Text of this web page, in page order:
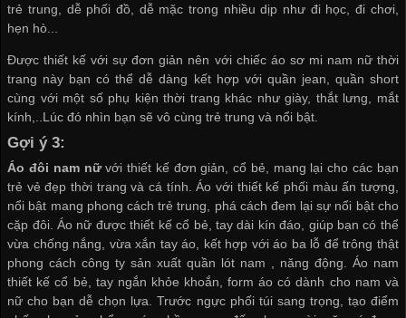
trẻ trung, dễ phối đồ, dễ mặc trong nhiều dịp như đi học, đi chơi,
hẹn hò...
Được thiết kế với sự đơn giản nên với chiếc áo sơ mi nam nữ thời
trang này bạn có thể dễ dàng kết hợp với quần jean, quần short
cùng với một số phụ kiện thời trang khác như giày, thắt lưng, mắt
kính,..Lúc đó nhìn bạn sẽ vô cùng trẻ trung và nổi bật.
Gợi ý 3:
Áo đôi nam nữvới thiết kế đơn giản, cổ bẻ, mang lại cho các bạn
trẻ vẻ đẹp thời trang và cá tính. Áo với thiết kế phối màu ấn tượng,
nổi bật mang phong cách trẻ trung, phá cách đem lại sự nổi bật cho
cặp đôi. Áo nữ được thiết kế cổ bẻ, tay dài kín đáo, giúp bạn có thể
vừa chống nắng, vừa xắn tay áo, kết hợp với áo ba lỗ để trông thật
phong cáchcông ty sản xuất quần lót nam , năng động. Áo nam
thiết kế cổ bẻ, tay ngắn khỏe khoắn, form áo có dành cho nam và
nữ cho bạn dễ chọn lựa. Trước ngực phối túi sang trọng, tạo điểm